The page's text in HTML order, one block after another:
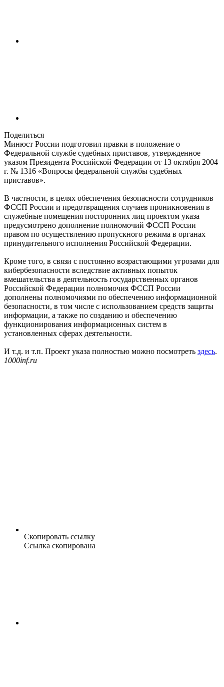
Поделиться
Минюст России подготовил правки в положение о
Федеральной службе судебных приставов, утвержденное
указом Президента Российской Федерации от 13 октября 2004
г. № 1316 «Вопросы федеральной службы судебных
приставов».
В частности, в целях обеспечения безопасности сотрудников
ФССП России ‎и предотвращения случаев проникновения в
служебные помещения посторонних лиц проектом указа
предусмотрено дополнение полномочий ФССП России
правом по осуществлению пропускного режима в органах
принудительного исполнения Российской Федерации.
Кроме того, в связи с постоянно возрастающими угрозами для
кибербезопасности вследствие активных попыток
вмешательства в деятельность государственных органов
Российской Федерации полномочия ФССП России
дополнены полномочиями по обеспечению информационной
безопасности, в том числе с использованием средств защиты
информации, а также по созданию и обеспечению
функционирования информационных систем в
установленных сферах деятельности.
И т.д. и т.п. Проект указа полностью можно посмотреть здесь.
1000inf.ru
Скопировать ссылку
Ссылка скопирована